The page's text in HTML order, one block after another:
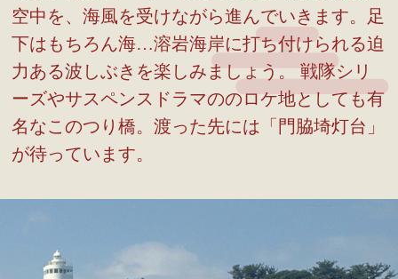
空中を、海風を受けながら進んでいきます。足
下はもちろん海…溶岩海岸に打ち付けられる迫
力ある波しぶきを楽しみましょう。 戦隊シリ
ーズやサスペンスドラマののロケ地としても有
名なこのつり橋。渡った先には「門脇埼灯台」
が待っています。